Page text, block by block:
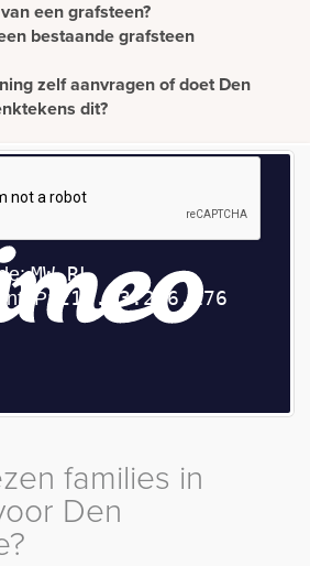
zonder extra kosten in heel
plaatsen we monumenten in overleg ook
Onze werkwijze is hierop ingericht. Ons
alle soorten monumenten volgens
brengen vrijwel iedere week een
zijn dus zeer regelmatig bij u in buurt.
een grafsteen?
wordt met name bepaald
materiaal beschikbaar is. Omdat wij met
werken die per schip worden
van de wereld, kunnen levertijden
bestaande grafsteen
een bestaande grafsteen te
rekening met kosten voor het afhalen
om een nieuwe grafsteen te
zelf aanvragen of doet Den
dit?
de gemeente voor het aanvragen van
families in
Den